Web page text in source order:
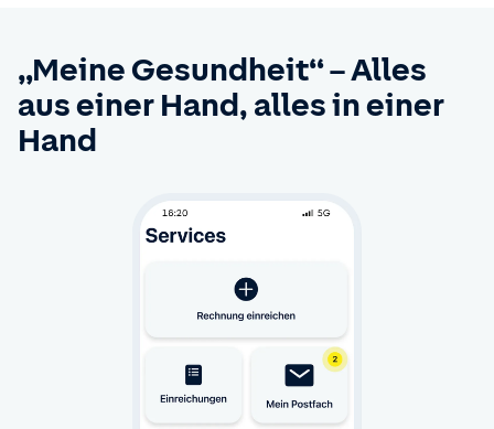
„Meine Gesundheit“ – Alles
aus einer Hand, alles in einer
Hand